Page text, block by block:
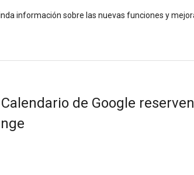
información sobre las nuevas funciones y
de Google reserven